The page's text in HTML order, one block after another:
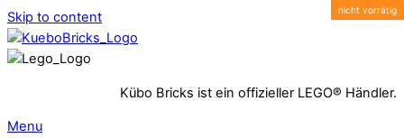
Skip to content
Kübo Bricks ist ein offizieller LEGO® Händler.
Menu